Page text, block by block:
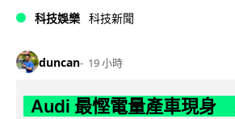
科技娛樂 科技新聞
duncan 19 小時
Audi 最慳電量產車現身